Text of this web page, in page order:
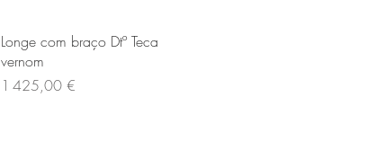
Aperçu rapide
Longe com braço Dtº Teca
vernom
Prix
1 425,00 €